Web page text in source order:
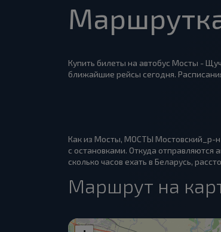
Купить билеты на автобус Мосты -
ближайшие рейсы сегодня.
Как из Мосты, МОСТЫ Мостовский_р-н
с остановками. Откуда
сколько часов ехать в Беларусь,
Маршрут на